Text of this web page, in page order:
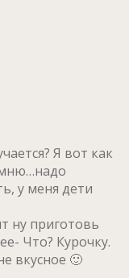
Я вот как
у меня дети
ну приготовь
Что? Курочку.
вкусное 🙂